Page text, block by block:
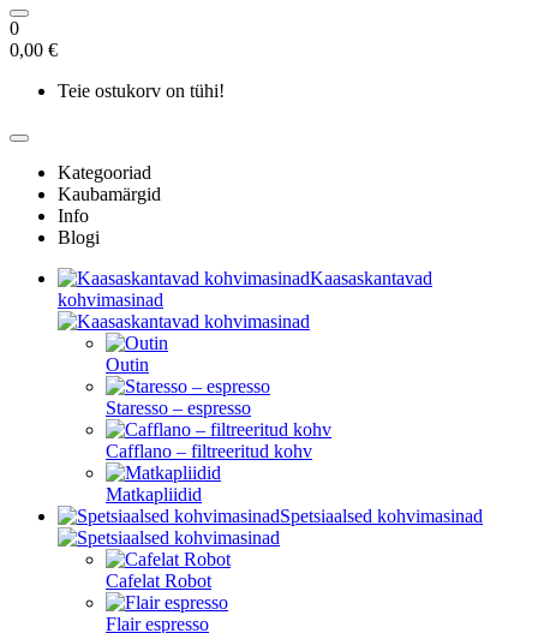
0
0,00 €
Teie ostukorv on tühi!
Kategooriad
Kaubamärgid
Info
Blogi
Kaasaskantavad
kohvimasinad
Outin
Staresso – espresso
Cafflano – filtreeritud kohv
Matkapliidid
Spetsiaalsed kohvimasinad
Cafelat Robot
Flair espresso